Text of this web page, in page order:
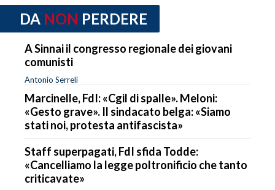
DA NON PERDERE
A Sinnai il congresso regionale dei giovani
comunisti
Antonio Serreli
Marcinelle, FdI: «Cgil di spalle». Meloni:
«Gesto grave». Il sindacato belga: «Siamo
stati noi, protesta antifascista»
Staff superpagati, FdI sfida Todde:
«Cancelliamo la legge poltronificio che tanto
criticavate»